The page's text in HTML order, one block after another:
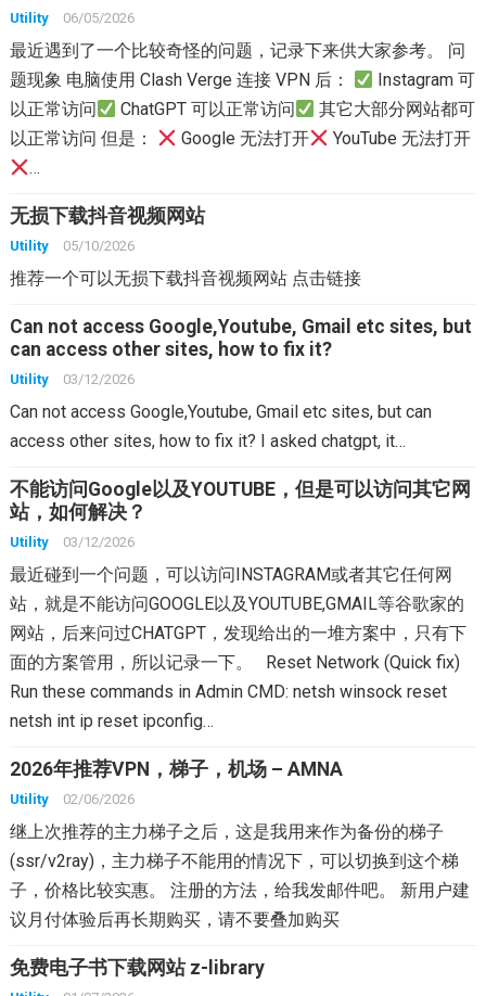
Utility 06/05/2026
最近遇到了一个比较奇怪的问题，记录下来供大家参考。 问
题现象 电脑使用 Clash Verge 连接 VPN 后：
Instagram 可
以正常访问
ChatGPT 可以正常访问
其它大部分网站都可
以正常访问 但是：
Google 无法打开
YouTube 无法打开
…
无损下载抖音视频网站
Utility 05/10/2026
推荐一个可以无损下载抖音视频网站 点击链接
Can not access Google,Youtube, Gmail etc sites, but
can access other sites, how to fix it?
Utility 03/12/2026
Can not access Google,Youtube, Gmail etc sites, but can
access other sites, how to fix it? I asked chatgpt, it…
不能访问Google以及YOUTUBE，但是可以访问其它网
站，如何解决？
Utility 03/12/2026
最近碰到一个问题，可以访问INSTAGRAM或者其它任何网
站，就是不能访问GOOGLE以及YOUTUBE,GMAIL等谷歌家的
网站，后来问过CHATGPT，发现给出的一堆方案中，只有下
面的方案管用，所以记录一下。 Reset Network (Quick fix)
Run these commands in Admin CMD: netsh winsock reset
netsh int ip reset ipconfig…
2026年推荐VPN，梯子，机场 – AMNA
Utility 02/06/2026
继上次推荐的主力梯子之后，这是我用来作为备份的梯子
(ssr/v2ray)，主力梯子不能用的情况下，可以切换到这个梯
子，价格比较实惠。 注册的方法，给我发邮件吧。 新用户建
议月付体验后再长期购买，请不要叠加购买
免费电子书下载网站 z-library